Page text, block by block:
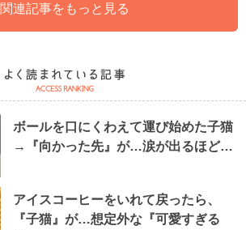
関連記事をもっと見る
ボールを口にくわえて運び始めた子猫
→『向かった先』が…涙が出るほど…
アイスコーヒーをいれて戻ったら、
『子猫』が…想定外な『可愛すぎる